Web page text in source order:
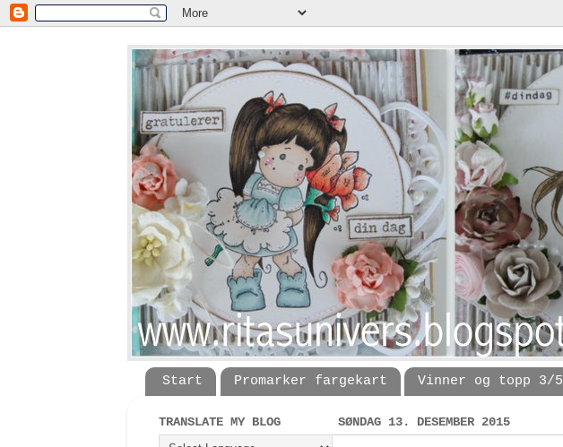
Start Promarker fargekart Vinner og topp 3/5
SØNDAG 13. DESEMBER 2015
TRANSLATE MY BLOG